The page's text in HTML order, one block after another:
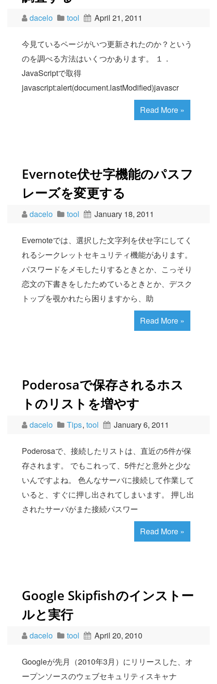
dacelo tool April 21, 2011
今見ているページがいつ更新されたのか？という
のを調べる方法はいくつかあります。 １．
JavaScriptで取得
javascript:alert(document.lastModified)javascr
Read More »
Evernote伏せ字機能のパスフ
レーズを変更する
dacelo tool January 18, 2011
Evernoteでは、選択した文字列を伏せ字にしてく
れるシークレットセキュリティ機能があります。
パスワードをメモしたりするときとか、こっそり
恋文の下書きをしたためているときとか、デスク
トップを覗かれたら困りますから、助
Read More »
Poderosaで保存されるホス
トのリストを増やす
dacelo Tips, tool January 6, 2011
Poderosaで、接続したリストは、直近の5件が保
存されます。 でもこれって、5件だと意外と少な
いんですよね。 色んなサーバに接続して作業して
いると、すぐに押し出されてしまいます。 押し出
されたサーバがまた接続パスワー
Read More »
Google Skipfishのインストー
ルと実行
dacelo tool April 20, 2010
Googleが先月（2010年3月）にリリースした、オ
ープンソースのウェブセキュリティスキャナ